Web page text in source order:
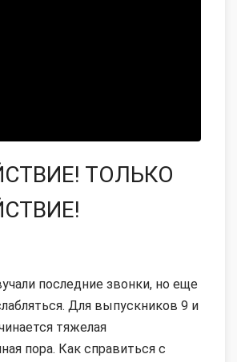
ТОЛЬКО
последние звонки, но еще
Для выпускников 9 и
тяжелая
пора. Как справиться с